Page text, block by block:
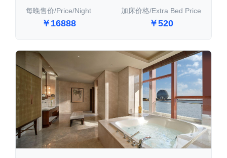
每晚售价/Price/Night
￥16888
加床价格/Extra Bed Price
￥520